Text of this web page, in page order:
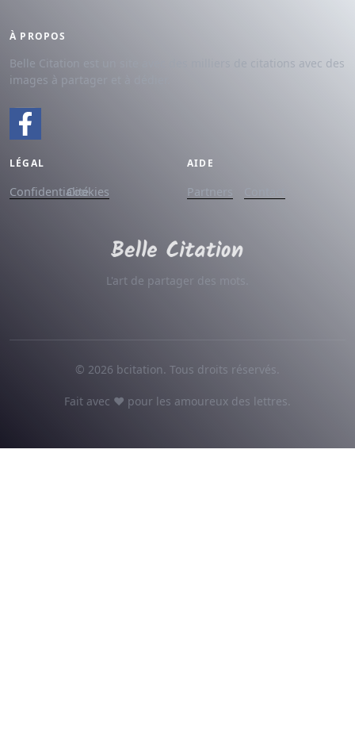
À PROPOS
Belle Citation est un site avec des milliers de citations avec des
images à partager et à dédier.
LÉGAL
ConfidentialitéCookies
AIDE
Partners
L'art de partager des mots.
© 2026 bcitation. Tous droits réservés.
Fait avec ♥ pour les amoureux des lettres.